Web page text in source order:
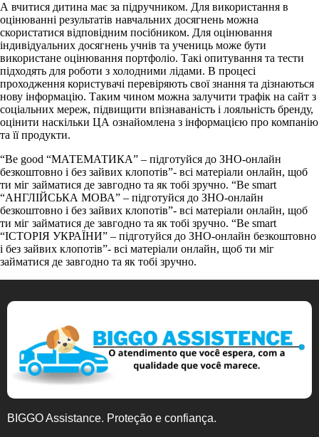
А вчитися дитина має за підручником. Для використання в
оцінюванні результатів навчальних досягнень можна
скористатися відповідним посібником. Для оцінювання
індивідуальних досягнень учнів та учениць може бути
використане оцінювання портфоліо. Такі опитування та тести
підходять для роботи з холодними лідами. В процесі
проходження користувачі перевіряють свої знання та дізнаються
нову інформацію. Таким чином можна залучити трафік на сайт з
соціальних мереж, підвищити впізнаваність і лояльність бренду,
оцінити наскільки ЦА ознайомлена з інформацією про компанію
та її продукти.
“Be good “МАТЕМАТИКА” – підготуйся до ЗНО-онлайн
безкоштовно і без зайвих клопотів”- всі матеріали онлайн, щоб
ти міг займатися де завгодно та як тобі зручно. “Be smart
“АНГЛІЙСЬКА МОВА” – підготуйся до ЗНО-онлайн
безкоштовно і без зайвих клопотів”- всі матеріали онлайн, щоб
ти міг займатися де завгодно та як тобі зручно. “Be smart
“ІСТОРІЯ УКРАЇНИ” – підготуйся до ЗНО-онлайн безкоштовно
і без зайвих клопотів”- всі матеріали онлайн, щоб ти міг
займатися де завгодно та як тобі зручно.
BIGGO Assistance. Proteção e confiança.